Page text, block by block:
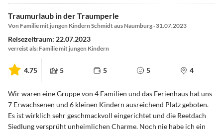
Traumurlaub in der Traumperle
Von Familie mit jungen Kindern Schmidt aus Naumburg · 31.07.2023
Reisezeitraum: 22.07.2023
verreist als: Familie mit jungen Kindern
4.75 5 5 5 4
Wir waren eine Gruppe von 4 Familien und das Ferienhaus hat uns
7 Erwachsenen und 6 kleinen Kindern ausreichend Platz geboten.
Es ist wirklich sehr geschmackvoll eingerichtet und die Reetdach
Siedlung versprüht unheimlichen Charme. Noch nie habe ich ein